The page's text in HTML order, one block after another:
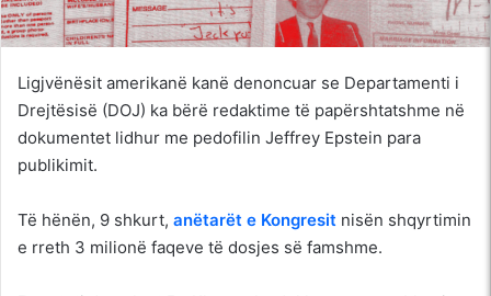
Ligjvënësit amerikanë kanë denoncuar se Departamenti i
Drejtësisë (DOJ) ka bërë redaktime të papërshtatshme në
dokumentet lidhur me pedofilin Jeffrey Epstein para
publikimit.
Të hënën, 9 shkurt, anëtarët e Kongresit nisën shqyrtimin
e rreth 3 milionë faqeve të dosjes së famshme.